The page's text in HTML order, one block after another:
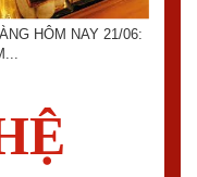
HÔM NAY 21/06: